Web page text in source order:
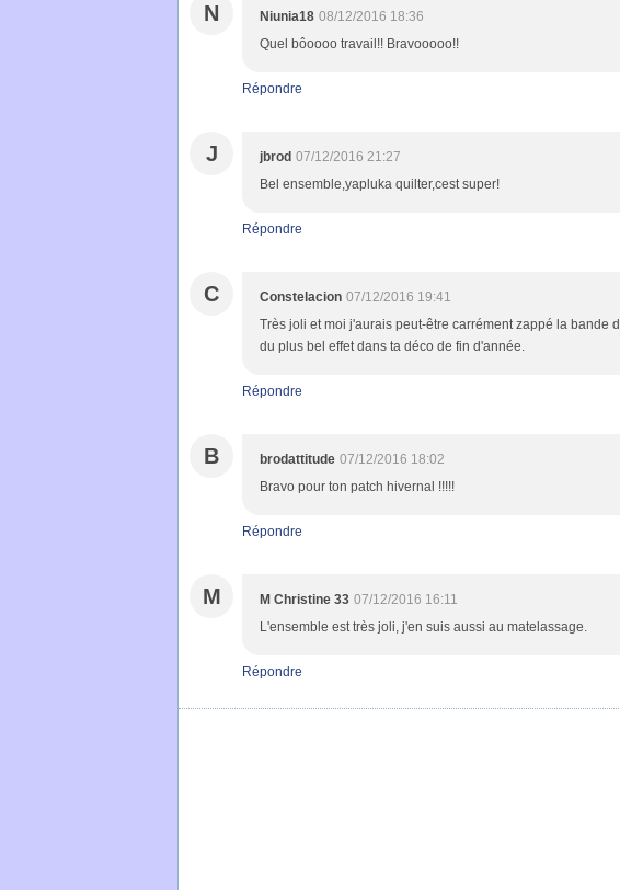
N Niunia18 08/12/2016 18:36
Quel bôoooo travail!! Bravooooo!!
Répondre
J jbrod 07/12/2016 21:27
Bel ensemble,yapluka quilter,cest super!
Répondre
C Constelacion 07/12/2016 19:41
Très joli et moi j'aurais peut-être carrément zappé la bande
du plus bel effet dans ta déco de fin d'année.
Répondre
B brodattitude 07/12/2016 18:02
Bravo pour ton patch hivernal !!!!!
Répondre
M M Christine 33 07/12/2016 16:11
L'ensemble est très joli, j'en suis aussi au matelassage.
Répondre